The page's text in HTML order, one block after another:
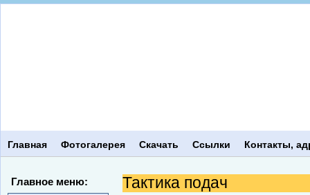
Главная Фотогалерея Скачать Ссылки Контакты,
Главное меню: Тактика подач